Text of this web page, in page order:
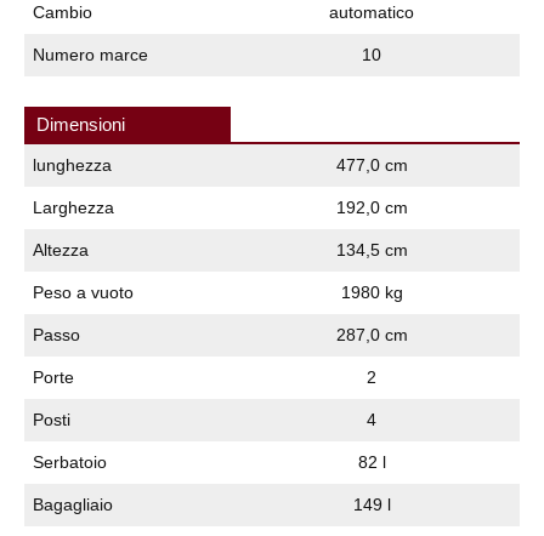
Cambio automatico
Numero marce 10
Dimensioni
lunghezza 477,0 cm
Larghezza 192,0 cm
Altezza 134,5 cm
Peso a vuoto 1980 kg
Passo 287,0 cm
Porte 2
Posti 4
Serbatoio 82 l
Bagagliaio 149 l